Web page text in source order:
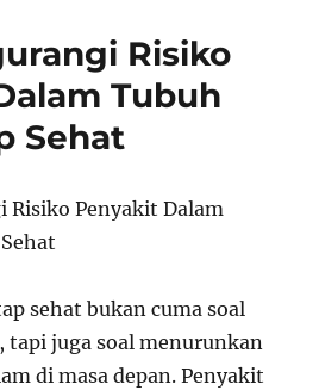
Risiko
Tubuh
Sehat
sehat bukan cuma soal
juga soal menurunkan
di masa depan. Penyakit